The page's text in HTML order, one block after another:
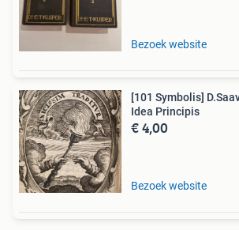
Bezoek website
[101 Symbolis]
Idea Principis
€ 4,00
Bezoek website